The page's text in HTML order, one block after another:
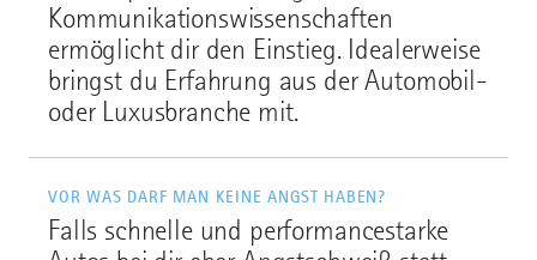
Kommunikationswissenschaften
ermöglicht dir den Einstieg. Idealerweise
bringst du Erfahrung aus der Automobil-
oder Luxusbranche mit.
VOR WAS DARF MAN KEINE ANGST HABEN?
Falls schnelle und performancestarke